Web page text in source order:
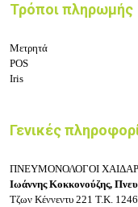
Τρόποι πληρωμής
Μετρητά
POS
Iris
Γενικές
ΠΝΕΥΜΟΝΟΛΟΓΟΙ
Ιωάννης Κοκκονούζης,
Τζων Κέννεντυ 221 Τ.Κ.